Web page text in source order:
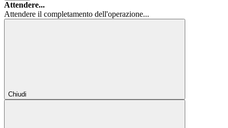
Attendere...
Attendere il completamento dell'operazione...
Chiudi